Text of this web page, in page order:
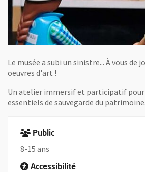
Le musée a subi un sinistre... À vous de
oeuvres d'art !
Un atelier immersif et participatif pour
essentiels de sauvegarde du patrimoine.
Public
8-15 ans
Accessibilité